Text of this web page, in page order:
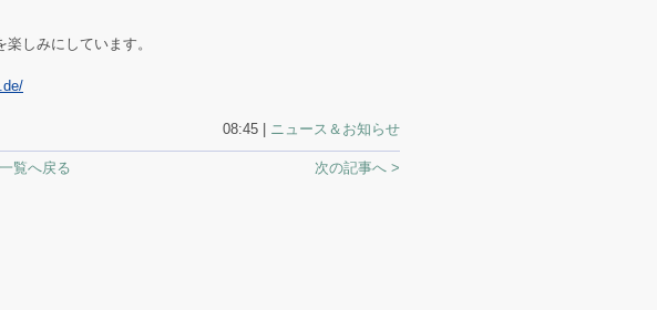
しみにしています。
08:45 | ニュース＆お知らせ
次の記事へ >
一覧へ戻る